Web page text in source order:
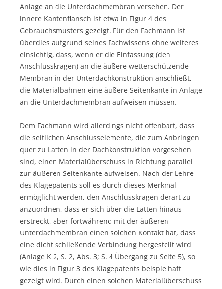
Anlage an die Unterdachmembran versehen. Der
innere Kantenflansch ist etwa in Figur 4 des
Gebrauchsmusters gezeigt. Für den Fachmann ist
überdies aufgrund seines Fachwissens ohne weiteres
einsichtig, dass, wenn er die Einfassung (den
Anschlusskragen) an die äußere wetterschützende
Membran in der Unterdachkonstruktion anschließt,
die Materialbahnen eine äußere Seitenkante in Anlage
an die Unterdachmembran aufweisen müssen.
Dem Fachmann wird allerdings nicht offenbart, dass
die seitlichen Anschlusselemente, die zum Anbringen
quer zu Latten in der Dachkonstruktion vorgesehen
sind, einen Materialüberschuss in Richtung parallel
zur äußeren Seitenkante aufweisen. Nach der Lehre
des Klagepatents soll es durch dieses Merkmal
ermöglicht werden, den Anschlusskragen derart zu
anzuordnen, dass er sich über die Latten hinaus
erstreckt, aber fortwährend mit der äußeren
Unterdachmembran einen solchen Kontakt hat, dass
eine dicht schließende Verbindung hergestellt wird
(Anlage K 2, S. 2, Abs. 3; S. 4 Übergang zu Seite 5), so
wie dies in Figur 3 des Klagepatents beispielhaft
gezeigt wird. Durch einen solchen Materialüberschuss